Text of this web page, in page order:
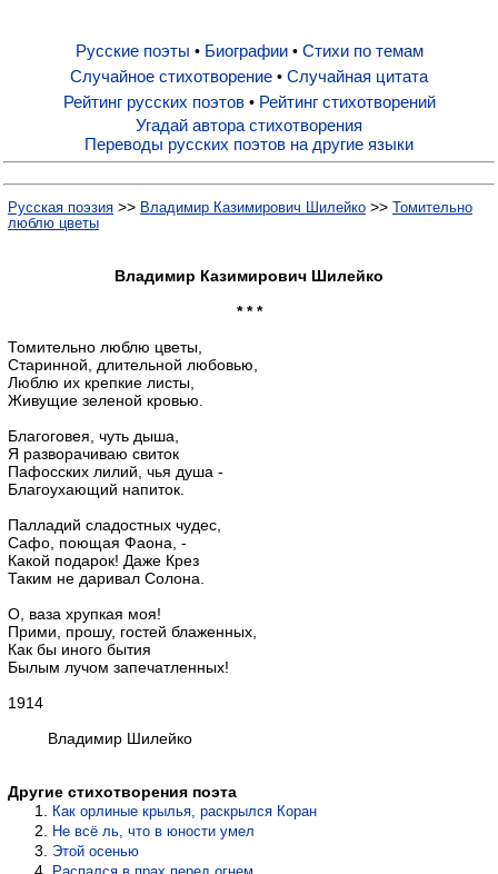
Русские поэты
Биографии
Стихи по темам
Рейтинг русских поэтов
Рейтинг стихотворений
Русские поэты • Биографии• Стихи по темам
Случайное стихотворение • Случайная цитата
Рейтинг русских поэтов• Рейтинг стихотворений
Угадай автора стихотворения
Переводы русских поэтов на другие языки
Русская поэзия >> Владимир Казимирович Шилейко >> Томительно
люблю цветы
Владимир Казимирович Шилейко
* * *
Томительно люблю цветы,
Старинной, длительной любовью,
Люблю их крепкие листы,
Живущие зеленой кровью.
Благоговея, чуть дыша,
Я разворачиваю свиток
Пафосских лилий, чья душа -
Благоухающий напиток.
Палладий сладостных чудес,
Сафо, поющая Фаона, -
Какой подарок! Даже Крез
Таким не даривал Солона.
О, ваза хрупкая моя!
Прими, прошу, гостей блаженных,
Как бы иного бытия
Былым лучом запечатленных!
1914
Владимир Шилейко
Другие стихотворения поэта
Как орлиные крылья, раскрылся Коран
Не всё ль, что в юности умел
Этой осенью